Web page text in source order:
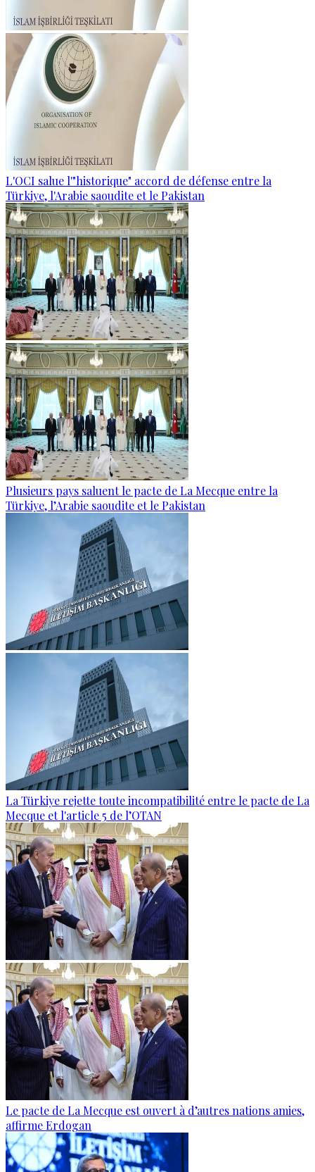
L'OCI salue l'"historique" accord de défense entre la
Türkiye, l'Arabie saoudite et le Pakistan
Plusieurs pays saluent le pacte de La Mecque entre la
Türkiye, l’Arabie saoudite et le Pakistan
La Türkiye rejette toute incompatibilité entre le pacte de La
Mecque et l'article 5 de l’OTAN
Le pacte de La Mecque est ouvert à d’autres nations amies,
affirme Erdogan